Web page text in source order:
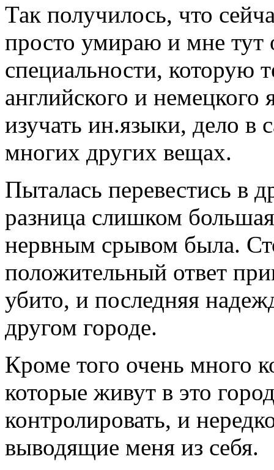
Так получилось, что
просто умираю и мне тут
специальности, которую
английского и
изучать ин.языки, дело в
многих других вещах.
Пыталась перевестись в
разница слишком
нервным срывом была.
положительный ответ
убито, и последняя
другом городе.
Кроме того очень много
которые живут в это
контролировать, и
выводящие меня из себя.